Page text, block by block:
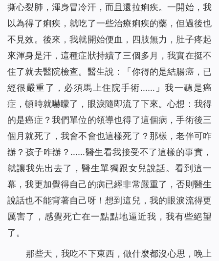
撕心裂肺，渾身冒冷汗，而且還拉痢疾。一開始，我
以為得了痢疾，就吃了一些治療痢疾的藥，但過後也
不見效。後來，我就開始便血，四肢無力，肚子疼起
來渾身是汗，這種症狀持續了三個多月，我實在挺不
住了就去醫院檢查。醫生說：「你得的是結腸癌，已
經很嚴重了，必須馬上住院手術……」我一聽是癌
症，頓時就嚇矇了，眼淚隨即流了下來。心想：我得
的是癌症？我們單位的領導也得了這個病，手術後三
個月就死了，我會不會也這樣死了？那樣，老伴可咋
辦？孩子咋辦？……醫生看我接受不了這樣的事實，
就讓我先出去了，醫生單獨跟女兒說話。看到這一
幕，我更加覺得自己的病已經非常嚴重了，否則醫生
說話也不能背著自己呀！想到這兒，我的眼淚流得更
厲害了，感覺死亡在一點點地逼近我，我有些絕望
了。
那些天，我吃不下東西，做什麼都沒心思，晚上